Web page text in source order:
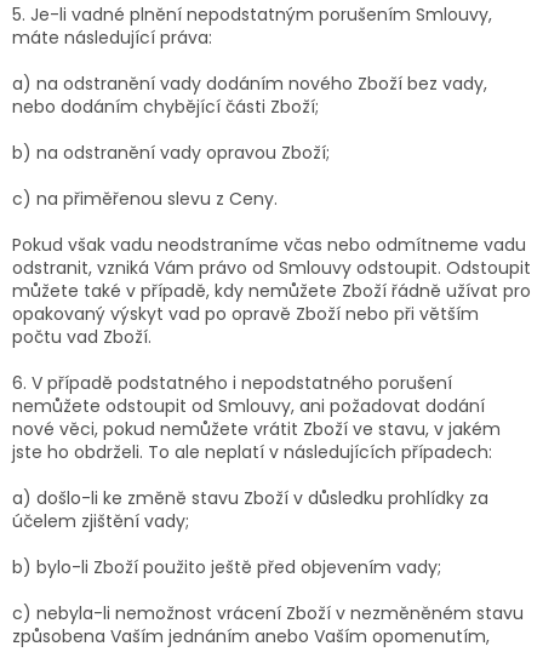
5. Je-li vadné plnění nepodstatným porušením Smlouvy,
máte následující práva:
a) na odstranění vady dodáním nového Zboží bez vady,
nebo dodáním chybějící části Zboží;
b) na odstranění vady opravou Zboží;
c) na přiměřenou slevu z Ceny.
Pokud však vadu neodstraníme včas nebo odmítneme vadu
odstranit, vzniká Vám právo od Smlouvy odstoupit. Odstoupit
můžete také v případě, kdy nemůžete Zboží řádně užívat pro
opakovaný výskyt vad po opravě Zboží nebo při větším
počtu vad Zboží.
6. V případě podstatného i nepodstatného porušení
nemůžete odstoupit od Smlouvy, ani požadovat dodání
nové věci, pokud nemůžete vrátit Zboží ve stavu, v jakém
jste ho obdrželi. To ale neplatí v následujících případech:
a) došlo-li ke změně stavu Zboží v důsledku prohlídky za
účelem zjištění vady;
b) bylo-li Zboží použito ještě před objevením vady;
c) nebyla-li nemožnost vrácení Zboží v nezměněném stavu
způsobena Vaším jednáním anebo Vaším opomenutím,